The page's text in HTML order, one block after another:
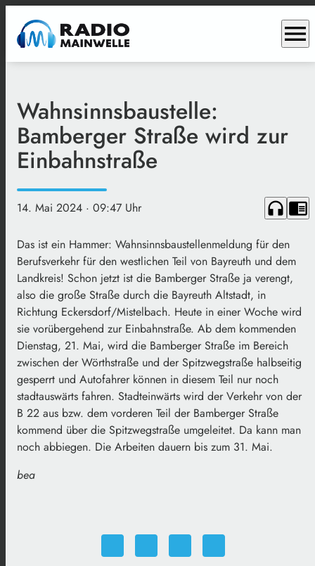
menu
Wahnsinnsbaustelle:
Bamberger Straße wird zur
Einbahnstraße
14. Mai 2024 · 09:47 Uhr headphones chrome_reader_mode
Das ist ein Hammer: Wahnsinnsbaustellenmeldung für den
Berufsverkehr für den westlichen Teil von Bayreuth und dem
Landkreis! Schon jetzt ist die Bamberger Straße ja verengt,
also die große Straße durch die Bayreuth Altstadt, in
Richtung Eckersdorf/Mistelbach. Heute in einer Woche wird
sie vorübergehend zur Einbahnstraße. Ab dem kommenden
Dienstag, 21. Mai, wird die Bamberger Straße im Bereich
zwischen der Wörthstraße und der Spitzwegstraße halbseitig
gesperrt und Autofahrer können in diesem Teil nur noch
stadtauswärts fahren. Stadteinwärts wird der Verkehr von der
B 22 aus bzw. dem vorderen Teil der Bamberger Straße
kommend über die Spitzwegstraße umgeleitet. Da kann man
noch abbiegen. Die Arbeiten dauern bis zum 31. Mai.
bea